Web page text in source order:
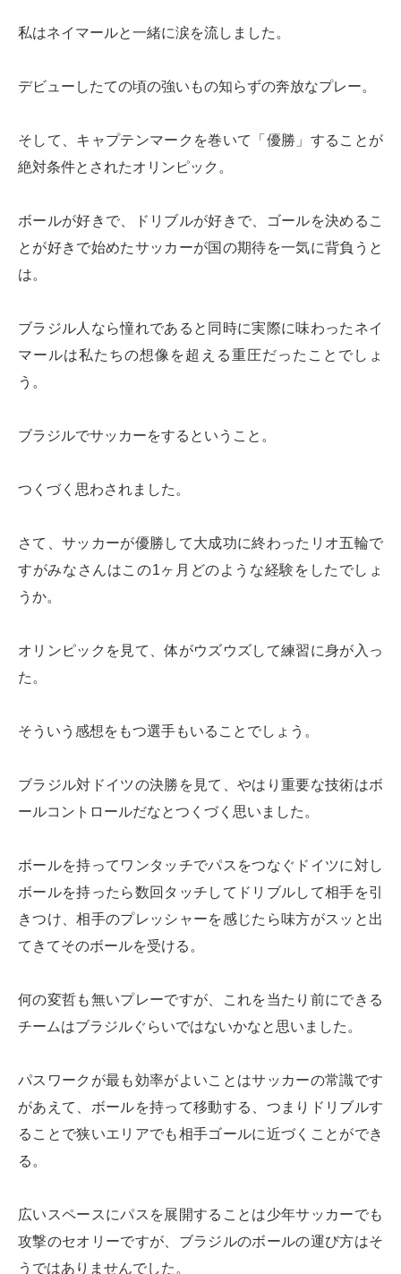
私はネイマールと一緒に涙を流しました。
デビューしたての頃の強いもの知らずの奔放なプレー。
そして、キャプテンマークを巻いて「優勝」することが
絶対条件とされたオリンピック。
ボールが好きで、ドリブルが好きで、ゴールを決めるこ
とが好きで始めたサッカーが国の期待を一気に背負うと
は。
ブラジル人なら憧れであると同時に実際に味わったネイ
マールは私たちの想像を超える重圧だったことでしょ
う。
ブラジルでサッカーをするということ。
つくづく思わされました。
さて、サッカーが優勝して大成功に終わったリオ五輪で
すがみなさんはこの1ヶ月どのような経験をしたでしょ
うか。
オリンピックを見て、体がウズウズして練習に身が入っ
た。
そういう感想をもつ選手もいることでしょう。
ブラジル対ドイツの決勝を見て、やはり重要な技術はボ
ールコントロールだなとつくづく思いました。
ボールを持ってワンタッチでパスをつなぐドイツに対し
ボールを持ったら数回タッチしてドリブルして相手を引
きつけ、相手のプレッシャーを感じたら味方がスッと出
てきてそのボールを受ける。
何の変哲も無いプレーですが、これを当たり前にできる
チームはブラジルぐらいではないかなと思いました。
パスワークが最も効率がよいことはサッカーの常識です
があえて、ボールを持って移動する、つまりドリブルす
ることで狭いエリアでも相手ゴールに近づくことができ
る。
広いスペースにパスを展開することは少年サッカーでも
攻撃のセオリーですが、ブラジルのボールの運び方はそ
うではありませんでした。